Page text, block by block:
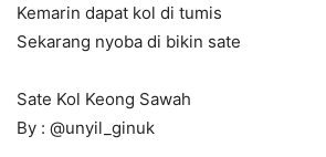
Kemarin dapat kol di tumis
Sekarang nyoba di bikin sate
Sate Kol Keong Sawah
By : @unyil_ginuk